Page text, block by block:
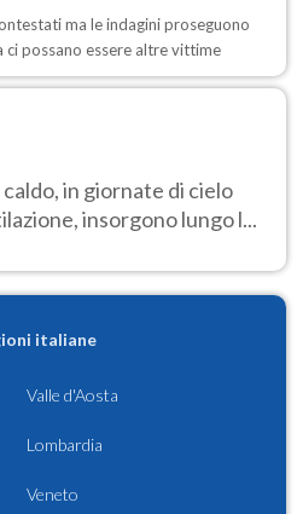
ma le indagini proseguono
possano essere altre vittime
in giornate di cielo
insorgono lungo l...
italiane
Valle d'Aosta
Lombardia
Veneto